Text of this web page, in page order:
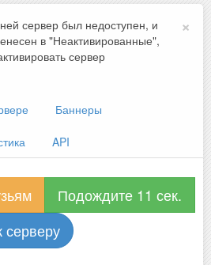
×
сервер был недоступен, и
в "Неактивированные",
сервер
Баннеры
API
Подождите 10 сек.
серверу